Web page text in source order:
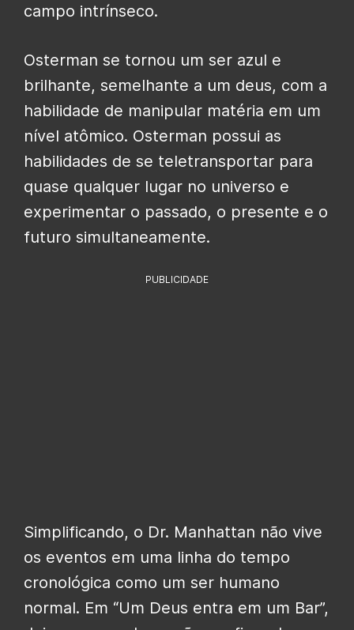
campo intrínseco.
Osterman se tornou um ser azul e
brilhante, semelhante a um deus, com a
habilidade de manipular matéria em um
nível atômico. Osterman possui as
habilidades de se teletransportar para
quase qualquer lugar no universo e
experimentar o passado, o presente e o
futuro simultaneamente.
PUBLICIDADE
Simplificando, o Dr. Manhattan não vive
os eventos em uma linha do tempo
cronológica como um ser humano
normal. Em “Um Deus entra em um Bar”,